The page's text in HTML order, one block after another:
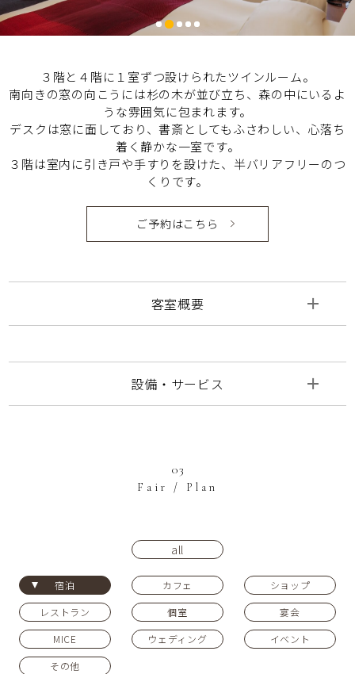
３階と４階に１室ずつ設けられたツインルーム。
南向きの窓の向こうには杉の木が並び立ち、森の中にいるよ
うな雰囲気に包まれます。
デスクは窓に面しており、書斎としてもふさわしい、心落ち
着く静かな一室です。
３階は室内に引き戸や手すりを設けた、半バリアフリーのつ
くりです。
ご予約はこちら
客室概要
設備・サービス
03
Fair / Plan
all
宿泊 カフェ
ショップ
レストラン
個室
宴会
MICE
ウェディング
イベント
その他